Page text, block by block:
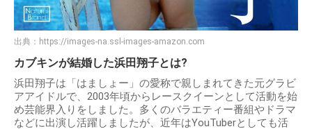
出典： https://images-na.ssl-images-amazon.com
カブキンが結婚した浜田翔子とは?
浜田翔子は「はましょー」の愛称で親しまれてきた元グラビ
アアイドルで、2003年頃からレースクイーンとして活動を始
め芸能界入りをしました。多くのバラエティー番組やドラマ
などに出演し活躍しましたが、近年はYouTuberとしても活